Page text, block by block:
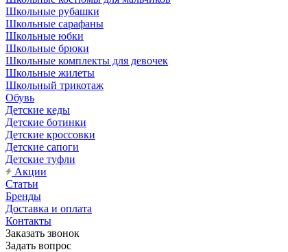
Школьные рубашки
Школьные сарафаны
Школьные юбки
Школьные брюки
Школьные комплекты для девочек
Школьные жилеты
Школьный трикотаж
Обувь
Детские кеды
Детские ботинки
Детские кроссовки
Детские сапоги
Детские туфли
Акции
Статьи
Бренды
Доставка и оплата
Контакты
Заказать звонок
Задать вопрос